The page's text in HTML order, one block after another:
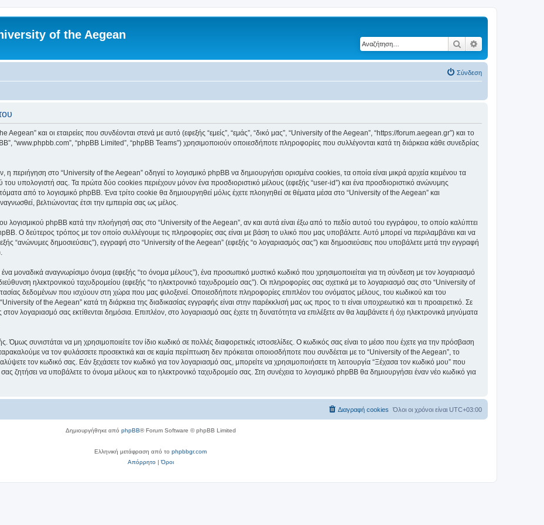
of the Aegean
Αναζήτηση
Σύνδεση
και οι εταιρείες που συνδέονται στενά με αυτό (εφεξής “εμείς”, “εμάς”, “δικό μας”, “University of the Aegean”, “https://forum.aegean.gr”) και το
“www.phpbb.com”, “phpBB Limited”, “phpBB Teams”) χρησιμοποιούν οποιεσδήποτε πληροφορίες που συλλέγονται κατά τη διάρκεια κάθε συνεδρίας
περιήγηση στο “University of the Aegean” οδηγεί το λογισμικό phpBB να δημιουργήσει ορισμένα cookies, τα οποία είναι μικρά αρχεία κειμένου τα
υπολογιστή σας. Τα πρώτα δύο cookies περιέχουν μόνον ένα προσδιοριστικό μέλους (εφεξής “user-id”) και ένα προσδιοριστικό ανώνυμης
από το λογισμικό phpBB. Ένα τρίτο cookie θα δημιουργηθεί μόλις έχετε πλοηγηθεί σε θέματα μέσα στο “University of the Aegean” και
βελτιώνοντας έτσι την εμπειρία σας ως μέλος.
λογισμικού phpBB κατά την πλοήγησή σας στο “University of the Aegean”, αν και αυτά είναι έξω από το πεδίο αυτού του εγγράφου, το οποίο καλύπτει
Ο δεύτερος τρόπος με τον οποίο συλλέγουμε τις πληροφορίες σας είναι με βάση το υλικό που μας υποβάλετε. Αυτό μπορεί να περιλαμβάνει και να
“ανώνυμες δημοσιεύσεις”), εγγραφή στο “University of the Aegean” (εφεξής “ο λογαριασμός σας”) και δημοσιεύσεις που υποβάλετε μετά την εγγραφή
μοναδικά αναγνωρίσιμο όνομα (εφεξής “το όνομα μέλους”), ένα προσωπικό μυστικό κωδικό που χρησιμοποιείται για τη σύνδεση με τον λογαριασμό
ηλεκτρονικού ταχυδρομείου (εφεξής “το ηλεκτρονικό ταχυδρομείο σας”). Οι πληροφορίες σας σχετικά με το λογαριασμό σας στο “University of
δεδομένων που ισχύουν στη χώρα που μας φιλοξενεί. Οποιεσδήποτε πληροφορίες επιπλέον του ονόματος μέλους, του κωδικού και του
of the Aegean” κατά τη διάρκεια της διαδικασίας εγγραφής είναι στην παρέκκλισή μας ως προς το τι είναι υποχρεωτικό και τι προαιρετικό. Σε
λογαριασμό σας εκτίθενται δημόσια. Επιπλέον, στο λογαριασμό σας έχετε τη δυνατότητα να επιλέξετε αν θα λαμβάνετε ή όχι ηλεκτρονικά μηνύματα
Όμως συνιστάται να μη χρησιμοποιείτε τον ίδιο κωδικό σε πολλές διαφορετικές ιστοσελίδες. Ο κωδικός σας είναι το μέσο που έχετε για την πρόσβαση
να τον φυλάσσετε προσεκτικά και σε καμία περίπτωση δεν πρόκειται οποιοσδήποτε που συνδέεται με το “University of the Aegean”, το
τον κωδικό σας. Εάν ξεχάσετε τον κωδικό για τον λογαριασμό σας, μπορείτε να χρησιμοποιήσετε τη λειτουργία “Ξέχασα τον κωδικό μου” που
ζητήσει να υποβάλετε το όνομα μέλους και το ηλεκτρονικό ταχυδρομείο σας. Στη συνέχεια το λογισμικό phpBB θα δημιουργήσει έναν νέο κωδικό για
Όλοι οι χρόνοι είναι UTC+03:00
Διαγραφή cookies
Δημιουργήθηκε από phpBB® Forum Software © phpBB Limited
Ελληνική μετάφραση από το phpbbgr.com
Απόρρητο|Όροι